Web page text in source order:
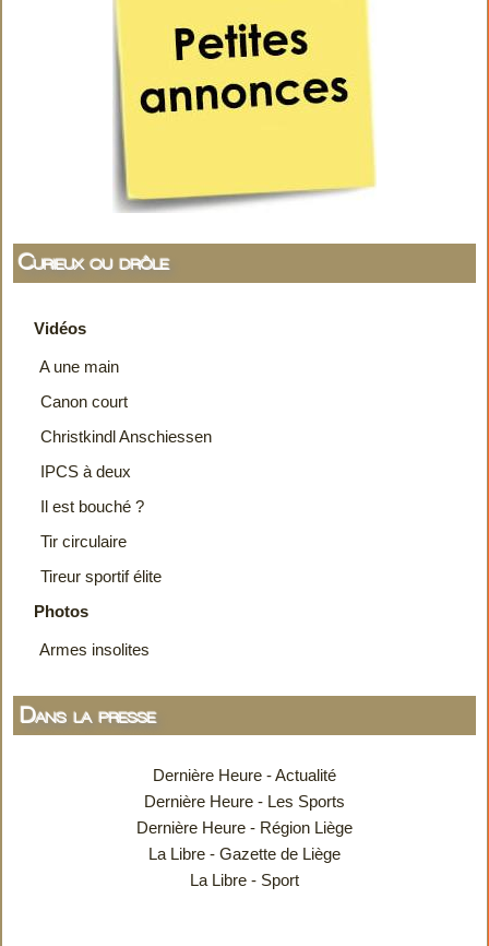
Curieux ou drôle
Vidéos
A une main
Canon court
Christkindl Anschiessen
IPCS à deux
Il est bouché ?
Tir circulaire
Tireur sportif élite
Photos
Armes insolites
Dans la presse
Dernière Heure - Actualité
Dernière Heure - Les Sports
Dernière Heure - Région Liège
La Libre - Gazette de Liège
La Libre - Sport